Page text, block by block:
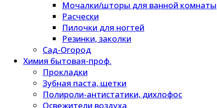
Мочалки/шторы для ванной комнаты
Расчески
Пилочки для ногтей
Резинки, заколки
Сад-Огород
Химия бытовая-проф.
Прокладки
Зубная паста, щетки
Полироли-антистатики, дихлофос
Освежители воздуха